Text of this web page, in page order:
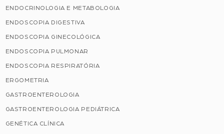
ENDOCRINOLOGIA E METABOLOGIA
ENDOSCOPIA DIGESTIVA
ENDOSCOPIA GINECOLÓGICA
ENDOSCOPIA PULMONAR
ENDOSCOPIA RESPIRATÓRIA
ERGOMETRIA
GASTROENTEROLOGIA
GASTROENTEROLOGIA PEDIÁTRICA
GENÉTICA CLÍNICA